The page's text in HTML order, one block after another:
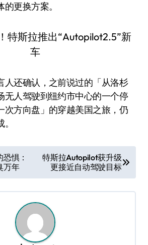
更换方案。
人还确认，之前说过的「从洛杉
无人驾驶到纽约市中心的一个停
次方向盘」的穿越美国之旅，仍
惧：
万年
特斯拉Autopilot获升级
更接近自动驾驶目标